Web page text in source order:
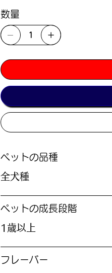
数量
ペットの品種
全犬種
ペットの成長段階
1歳以上
フレーバー